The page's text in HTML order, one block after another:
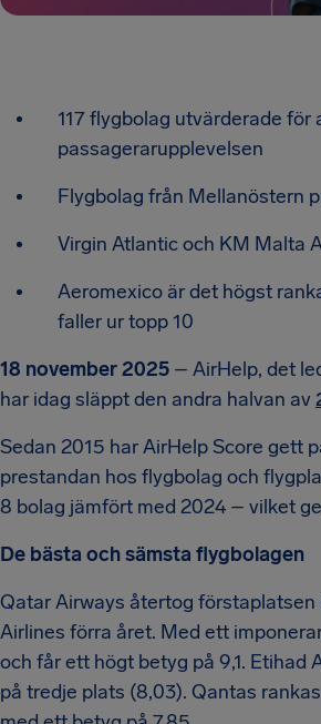
117 flygbolag utvärderade
passagerarupplevelsen
Flygbolag från Mellanöstern
Virgin Atlantic och KM Malta
Aeromexico är det högst
faller ur topp 10
18 november 2025 – AirHelp, det
har idag släppt den andra halvan av
Sedan 2015 har AirHelp Score gett
prestandan hos flygbolag och
8 bolag jämfört med 2024 – vilket
De bästa och sämsta flygbolagen
Qatar Airways återtog
Airlines förra året. Med ett
och får ett högt betyg på 9,1.
på tredje plats (8,03). Qantas